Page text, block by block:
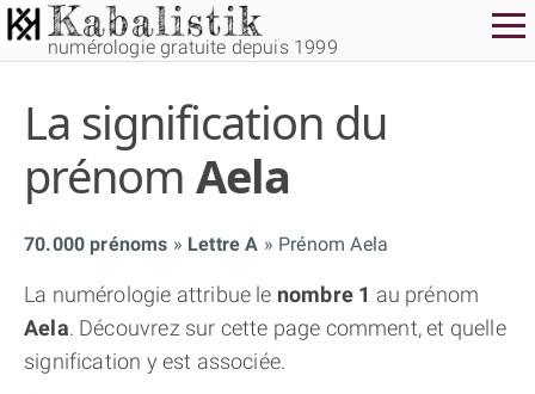
numérologie gratuite depuis 1999
La signification du
prénom Aela
70.000 prénoms Lettre A Prénom Aela
La numérologie attribue le nombre 1 au prénom
Aela. Découvrez sur cette page comment, et quelle
signification y est associée.
THÈME GRATUIT
THÈME NUMÉROLOGIQUE APPROFONDI